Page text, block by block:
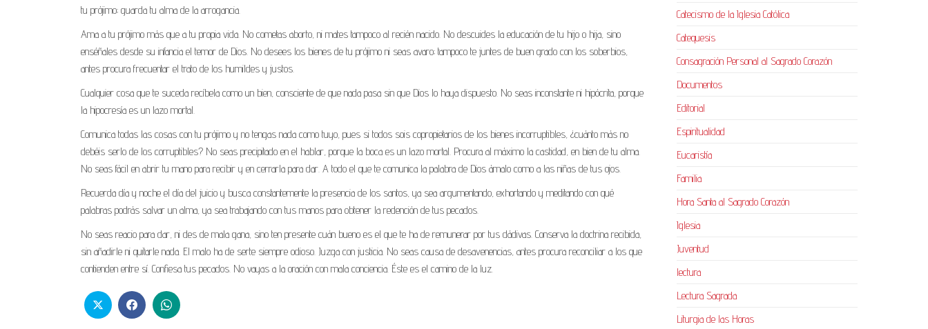
tu prójimo; guarda tu alma de la arrogancia.
Ama a tu prójimo más que a tu propia vida. No cometas aborto, ni mates tampoco al recién nacido. No descuides la educación de tu hijo o hija, sino
enséñales desde su infancia el temor de Dios. No desees los bienes de tu prójimo ni seas avaro; tampoco te juntes de buen grado con los soberbios,
antes procura frecuentar el trato de los humildes y justos.
Cualquier cosa que te suceda recíbela como un bien, consciente de que nada pasa sin que Dios lo haya dispuesto. No seas inconstante ni hipócrita, porque
la hipocresía es un lazo mortal.
Comunica todas las cosas con tu prójimo y no tengas nada como tuyo, pues si todos sois copropietarios de los bienes incorruptibles, ¿cuánto más no
debéis serlo de los corruptibles? No seas precipitado en el hablar, porque la boca es un lazo mortal. Procura al máximo la castidad, en bien de tu alma.
No seas fácil en abrir tu mano para recibir y en cerrarla para dar. A todo el que te comunica la palabra de Dios ámalo como a las niñas de tus ojos.
Recuerda día y noche el día del juicio y busca constantemente la presencia de los santos, ya sea argumentando, exhortando y meditando con qué
palabras podrás salvar un alma, ya sea trabajando con tus manos para obtener la redención de tus pecados.
No seas reacio para dar, ni des de mala gana, sino ten presente cuán bueno es el que te ha de remunerar por tus dádivas. Conserva la doctrina recibida,
sin añadirle ni quitarle nada. El malo ha de serte siempre odioso. Juzga con justicia. No seas causa de desavenencias, antes procura reconciliar a los que
contienden entre sí. Confiesa tus pecados. No vayas a la oración con mala conciencia. Éste es el camino de la luz.
Catecismo de la Iglesia Católica
Catequesis
Consagración Personal al Sagrado Corazón
Documentos
Editorial
Espiritualidad
Eucaristía
Familia
Hora Santa al Sagrado Corazón
Iglesia
Juventud
lectura
Lectura Sagrada
Liturgia de las Horas